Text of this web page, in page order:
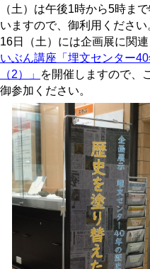
（土）は午後1時から5時ま
いますので、御利用ください
16日（土）には企画展に関連
いぶん講座「埋文センター
（2）」
を開催しますので、
御参加ください。